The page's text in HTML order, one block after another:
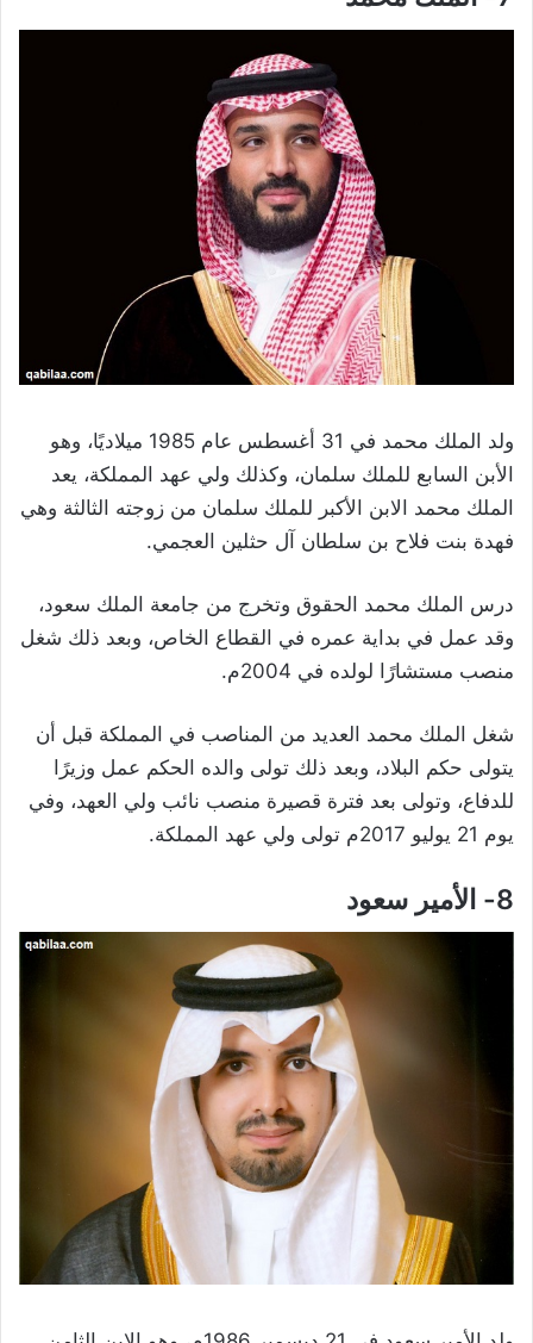
ولد الملك محمد في 31 أغسطس عام 1985 ميلاديًا، وهو
الأبن السابع للملك سلمان، وكذلك ولي عهد المملكة، يعد
الملك محمد الابن الأكبر للملك سلمان من زوجته الثالثة وهي
فهدة بنت فلاح بن سلطان آل حثلين العجمي.
درس الملك محمد الحقوق وتخرج من جامعة الملك سعود،
وقد عمل في بداية عمره في القطاع الخاص، وبعد ذلك شغل
منصب مستشارًا لولده في 2004م.
شغل الملك محمد العديد من المناصب في المملكة قبل أن
يتولى حكم البلاد، وبعد ذلك تولى والده الحكم عمل وزيرًا
للدفاع، وتولى بعد فترة قصيرة منصب نائب ولي العهد، وفي
يوم 21 يوليو 2017م تولى ولي عهد المملكة.
8- الأمير سعود